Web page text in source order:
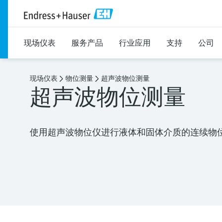
现场仪表 服务产品 行业应用 支持 公司
现场仪表 物位测量 超声波物位测量
超声波物位测量
使用超声波物位仪进行液体和固体介质的连续物